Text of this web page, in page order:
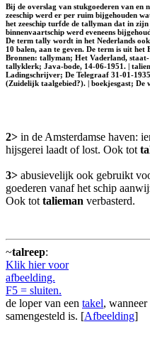
Bij de overslag van stukgoederen van en
zeeschip werd er per ruim bijgehouden
het zeeschip turfde de tallyman dat in
binnenvaartschip werd eveneens
De term tally wordt in het Nederlands
10 balen, aan te geven. De term is uit het
Bronnen: tallyman; Het Vaderland,
tallyklerk; Java-bode, 14-06-1951. |
Ladingschrijver; De Telegraaf 31-01-
(Zuidelijk taalgebied?). | boekjesgast; De
2> in de Amsterdamse haven:
hijsgerei laadt of lost. Ook tot
3> abusievelijk ook gebruikt
goederen vanaf het schip
Ook tot talieman verbasterd.
~talreep:
Klik hier voor
afbeelding.
F5 = sluiten.
de loper van een takel,
samengesteld is. [Afbeelding]